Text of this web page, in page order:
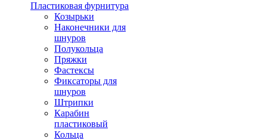
Пластиковая фурнитура
Козырьки
Наконечники для
шнуров
Полукольца
Пряжки
Фастексы
Фиксаторы для
шнуров
Штрипки
Карабин
пластиковый
Кольца